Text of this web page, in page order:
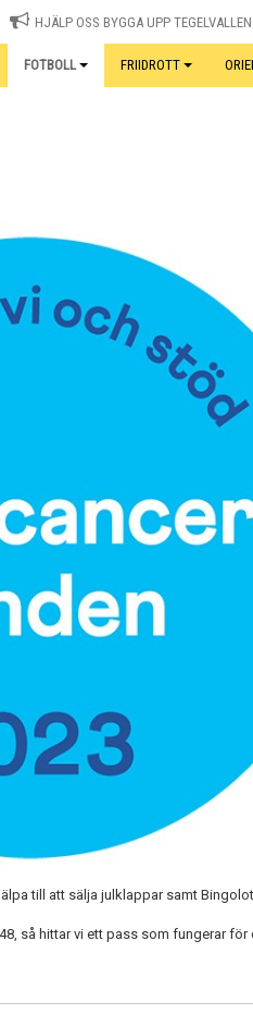
HJÄLP OSS BYGGA UPP
FOTBOLL FRIIDROTT
till att sälja julklappar samt
så hittar vi ett pass som fungerar för